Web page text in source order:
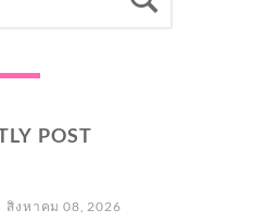
POST
สิงหาคม 08, 2026